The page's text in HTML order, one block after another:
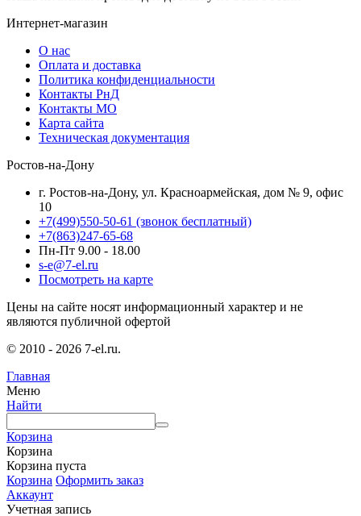
Интернет-магазин
О нас
Оплата и доставка
Политика конфиденциальности
Контакты РнД
Контакты МО
Карта сайта
Техническая документация
Ростов-на-Дону
г. Ростов-на-Дону, ул. Красноармейская, дом № 9, офис
10
+7(499)550-50-61 (звонок бесплатный)
+7(863)247-65-68
Пн-Пт 9.00 - 18.00
s-e@7-el.ru
Посмотреть на карте
Цены на сайте носят информационный характер и не
являются публичной офертой
© 2010 - 2026 7-el.ru.
Главная
Меню
Найти
Корзина
Корзина
Корзина пуста
Корзина Оформить заказ
Аккаунт
Учетная запись